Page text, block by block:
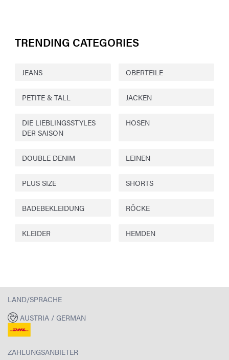
TRENDING CATEGORIES
JEANS OBERTEILE
PETITE & TALL JACKEN
DIE LIEBLINGSSTYLES
DER SAISON
HOSEN
DOUBLE DENIM LEINEN
PLUS SIZE SHORTS
BADEBEKLEIDUNG RÖCKE
KLEIDER HEMDEN
LAND/SPRACHE
AUSTRIA / GERMAN
ZAHLUNGSANBIETER